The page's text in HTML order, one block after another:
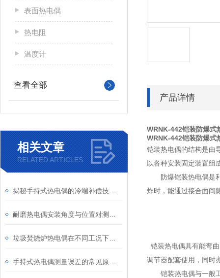
表面热电偶
热电阻
温度计
查看全部
相关文章
RELATED ARTICLES
产品详情
WRNK-442铠装防爆式
WRNK-442铠装防爆式
铠装热电偶的结构是由
以各种安装固定装置组
防爆铠装热电偶是利
炸时，能通过接合面间
铠装热电偶具有能弯
调节器配套使用，同时
铠装热电偶与一般工